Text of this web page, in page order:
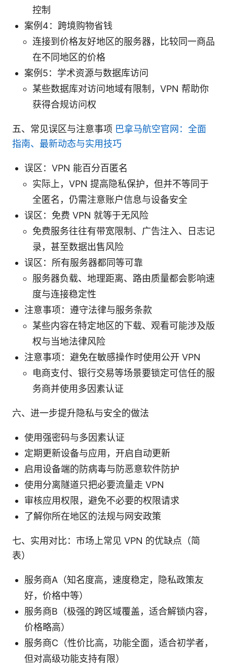
控制
案例4：跨境购物省钱
连接到价格友好地区的服务器，比较同一商品
在不同地区的价格
案例5：学术资源与数据库访问
某些数据库对访问地域有限制，VPN 帮助你
获得合规访问权
五、常见误区与注意事项 巴拿马航空官网：全面
指南、最新动态与实用技巧
误区：VPN 能百分百匿名
实际上，VPN 提高隐私保护，但并不等同于
全匿名，仍需注意账户信息与设备安全
误区：免费 VPN 就等于无风险
免费服务往往有带宽限制、广告注入、日志记
录，甚至数据出售风险
误区：所有服务器都同等可靠
服务器负载、地理距离、路由质量都会影响速
度与连接稳定性
注意事项：遵守法律与服务条款
某些内容在特定地区的下载、观看可能涉及版
权与当地法律风险
注意事项：避免在敏感操作时使用公开 VPN
电商支付、银行交易等场景要锁定可信任的服
务商并使用多因素认证
六、进一步提升隐私与安全的做法
使用强密码与多因素认证
定期更新设备与应用，开启自动更新
启用设备端的防病毒与防恶意软件防护
使用分离隧道只把必要流量走 VPN
审核应用权限，避免不必要的权限请求
了解你所在地区的法规与网安政策
七、实用对比：市场上常见 VPN 的优缺点（简
表）
服务商A（知名度高，速度稳定，隐私政策友
好，价格中等）
服务商B（极强的跨区域覆盖，适合解锁内容，
价格略高）
服务商C（性价比高，功能全面，适合初学者，
但对高级功能支持有限）